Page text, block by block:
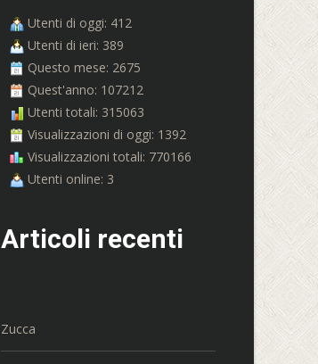
Utenti di oggi: 412
Utenti di ieri: 389
Questo mese: 2675
Quest'anno: 107212
Utenti totali: 315063
Visualizzazioni di oggi: 1392
Visualizzazioni totali: 770166
Utenti online: 3
Articoli recenti
Zucca